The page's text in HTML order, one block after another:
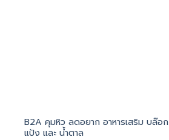
B2A คุมหิว ลดอยาก อาหารเสริม บล๊อก
แป้ง และ น้ำตาล